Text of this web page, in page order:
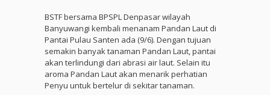
BSTF bersama BPSPL Denpasar wilayah
Banyuwangi kembali menanam Pandan Laut di
Pantai Pulau Santen ada (9/6). Dengan tujuan
semakin banyak tanaman Pandan Laut, pantai
akan terlindungi dari abrasi air laut. Selain itu
aroma Pandan Laut akan menarik perhatian
Penyu untuk bertelur di sekitar tanaman.